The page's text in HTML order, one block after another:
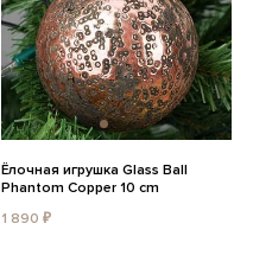
Ёлочная игрушка Glass Ball
Phantom Copper 10 cm
1 890 ₽